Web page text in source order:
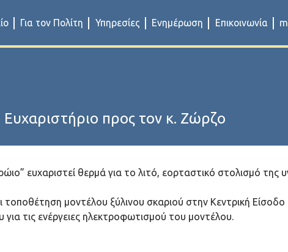
Για τον Πολίτη Υπηρεσίες Ενημέρωση Επικοινωνία
προς τον κ. Ζώρζο
ευχαριστεί θερμά για το λιτό, εορταστικό στολισμό της
μοντέλου ξύλινου σκαριού στην Κεντρική
τις ενέργειες ηλεκτροφωτισμού του μοντέλου.